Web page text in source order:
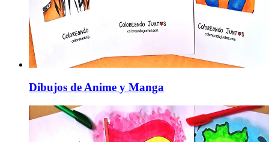
Dibujos de Anime y Manga